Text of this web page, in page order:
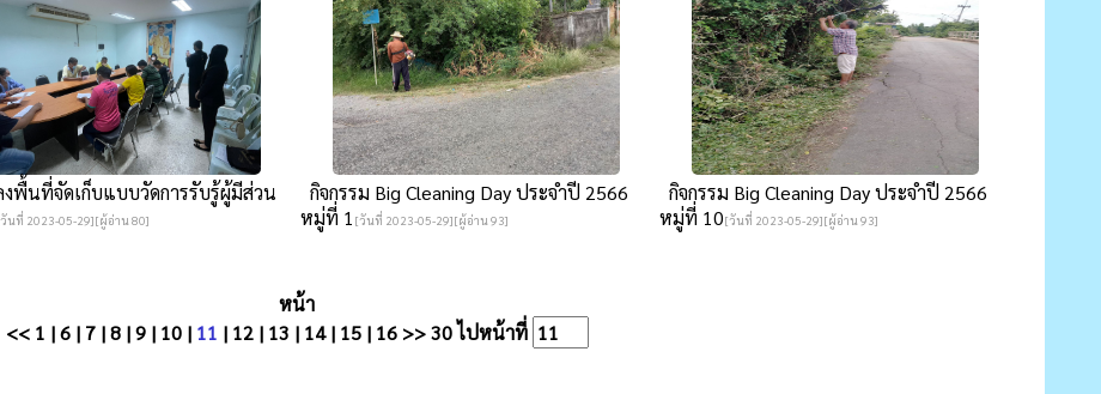
พื้นที่จัดเก็บแบบวัดการรับรู้ผู้มีส่วน
นที่ 2023-05-29][ผู้อ่าน 80]
กิจกรรม Big Cleaning Day ประจำปี 2566
หมู่ที่ 1 [วันที่ 2023-05-29][ผู้อ่าน 93]
กิจกรรม Big Cleaning Day ประจำปี 2566
หมู่ที่ 10[วันที่ 2023-05-29][ผู้อ่าน 93]
หน้า
<< 1 |6| 7|8|9| 10| 11 | 12| 13 | 14| 15| 16 >> 30ไปหน้าที่